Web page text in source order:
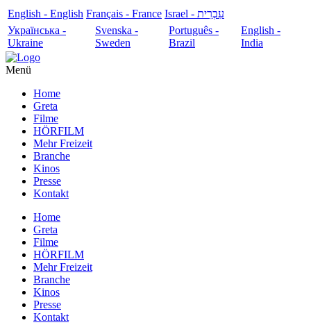
English - English Français - France
עִבְרִית - Israel
Українська -
Ukraine
Svenska -
Sweden
Português -
Brazil
English -
India
Menü
Home
Greta
Filme
HÖRFILM
Mehr Freizeit
Branche
Kinos
Presse
Kontakt
Home
Greta
Filme
HÖRFILM
Mehr Freizeit
Branche
Kinos
Presse
Kontakt